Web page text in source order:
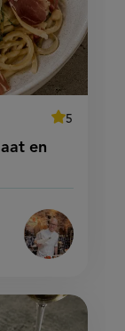
en
average
5
Beoordeel